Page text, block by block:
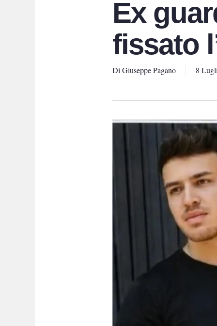
Ex
fissato
Di Giuseppe Pagano 8